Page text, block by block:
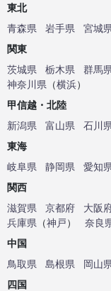
東北
青森県
岩手県 宮城
関東
茨城県
栃木県 群馬
神奈川県 （横浜）
甲信越・北陸
新潟県
富山県 石川
東海
岐阜県
静岡県 愛知
関西
滋賀県
京都府 大阪
兵庫県 （神戸） 奈良
中国
鳥取県
島根県 岡山
四国